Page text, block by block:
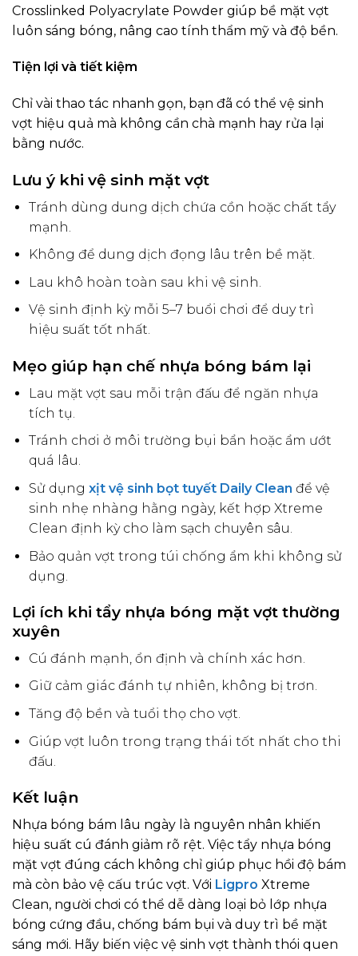
Crosslinked Polyacrylate Powder giúp bề mặt vợt
luôn sáng bóng, nâng cao tính thẩm mỹ và độ bền.
Tiện lợi và tiết kiệm
Chỉ vài thao tác nhanh gọn, bạn đã có thể vệ sinh
vợt hiệu quả mà không cần chà mạnh hay rửa lại
bằng nước.
Lưu ý khi vệ sinh mặt vợt
Tránh dùng dung dịch chứa cồn hoặc chất tẩy
mạnh.
Không để dung dịch đọng lâu trên bề mặt.
Lau khô hoàn toàn sau khi vệ sinh.
Vệ sinh định kỳ mỗi 5–7 buổi chơi để duy trì
hiệu suất tốt nhất.
Mẹo giúp hạn chế nhựa bóng bám lại
Lau mặt vợt sau mỗi trận đấu để ngăn nhựa
tích tụ.
Tránh chơi ở môi trường bụi bẩn hoặc ẩm ướt
quá lâu.
Sử dụng xịt vệ sinh bọt tuyết Daily Clean để vệ
sinh nhẹ nhàng hằng ngày, kết hợp Xtreme
Clean định kỳ cho làm sạch chuyên sâu.
Bảo quản vợt trong túi chống ẩm khi không sử
dụng.
Lợi ích khi tẩy nhựa bóng mặt vợt thường
xuyên
Cú đánh mạnh, ổn định và chính xác hơn.
Giữ cảm giác đánh tự nhiên, không bị trơn.
Tăng độ bền và tuổi thọ cho vợt.
Giúp vợt luôn trong trạng thái tốt nhất cho thi
đấu.
Kết luận
Nhựa bóng bám lâu ngày là nguyên nhân khiến
hiệu suất cú đánh giảm rõ rệt. Việc tẩy nhựa bóng
mặt vợt đúng cách không chỉ giúp phục hồi độ bám
mà còn bảo vệ cấu trúc vợt. Với Ligpro Xtreme
Clean, người chơi có thể dễ dàng loại bỏ lớp nhựa
bóng cứng đầu, chống bám bụi và duy trì bề mặt
sáng mới. Hãy biến việc vệ sinh vợt thành thói quen